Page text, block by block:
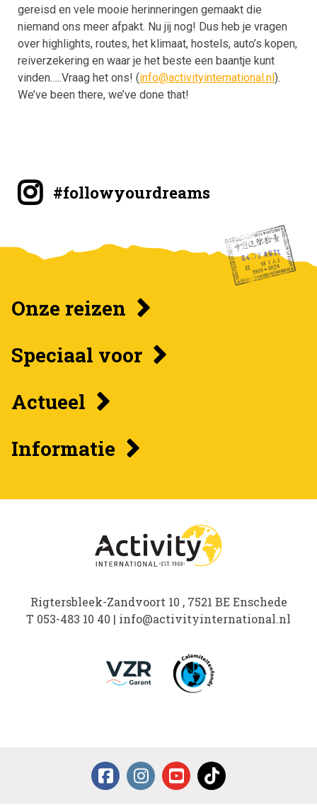
gereisd en vele mooie herinneringen gemaakt die
niemand ons meer afpakt. Nu jij nog! Dus heb je vragen
over highlights, routes, het klimaat, hostels, auto’s kopen,
reiverzekering en waar je het beste een baantje kunt
vinden…..Vraag het ons! (info@activityinternational.nl).
We’ve been there, we’ve done that!
#followyourdreams
Onze reizen
Speciaal voor
Actueel
Informatie
Rigtersbleek-Zandvoort 10 , 7521 BE Enschede
T 053-483 10 40 | info@activityinternational.nl